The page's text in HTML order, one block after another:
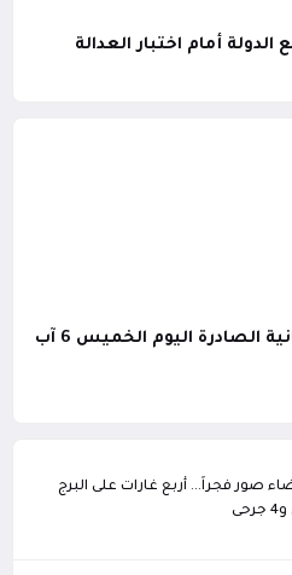
أمام اختبار العدالة
ابرز اهتمامات الصحف اللبنانية الصادرة اليوم الخميس 6 آب
صور فجراً... أربع غارات على البرج